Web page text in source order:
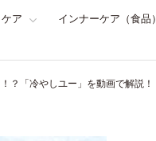
ア インナーケア（食品）
？「冷やしユー」を動画で解説！